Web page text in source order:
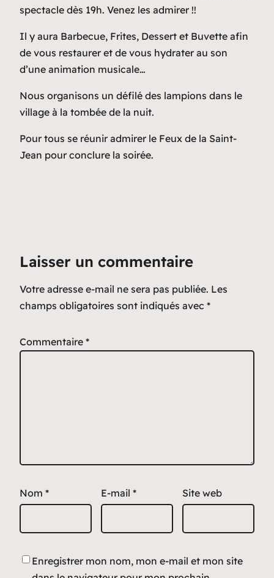
spectacle dès 19h. Venez les admirer !!
Il y aura Barbecue, Frites, Dessert et Buvette afin
de vous restaurer et de vous hydrater au son
d’une animation musicale…
Nous organisons un défilé des lampions dans le
village à la tombée de la nuit.
Pour tous se réunir admirer le Feux de la Saint-
Jean pour conclure la soirée.
Laisser un commentaire
Votre adresse e-mail ne sera pas publiée. Les
champs obligatoires sont indiqués avec *
Commentaire *
Nom * E-mail * Site web
Enregistrer mon nom, mon e-mail et mon site